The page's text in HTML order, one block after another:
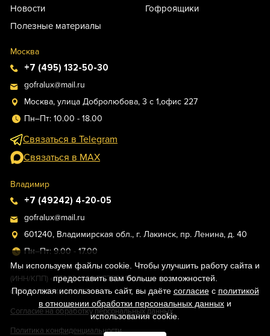
Новости
Полезные материалы
Гофроящики
Москва
+7 (495) 132-50-30
gofralux@mail.ru
Москва, улица Добролюбова, 3 с 1,офис 227
Пн–Пт: 10.00 - 18.00
Связаться в Telegram
Связаться в MAX
Владимир
+7 (49242) 4-20-05
gofralux@mail.ru
601240, Владимирская обл., г. Лакинск, пр. Ленина, д. 40
Пн–Пт: 9.00 - 17.00
(ИНН/КПП) - 7730246296/773001001
ОГРН - 1187746801637
Согласие на обработку персональных данных
Политика конфиденциальности
Мы используем файлы cookie. Чтобы улучшить работу сайта и
предоставить вам больше возможностей.
Продолжая использовать сайт, вы даёте согласиес политикой
в отношении обработки персональных данных и
использования cookie.